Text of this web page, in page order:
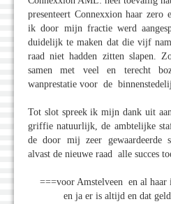
presenteert Connexxion haar zero
ik door mijn fractie werd
duidelijk te maken dat die vijf
raad niet hadden zitten slapen.
samen met veel en terecht
wanprestatie voor de
Tot slot spreek ik mijn dank uit
griffie natuurlijk, de ambtelijke
de door mij zeer gewaardeerde
alvast de nieuwe raad alle succes
===voor Amstelveen en al haar
en ja er is altijd en dat